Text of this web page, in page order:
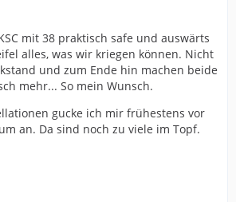
mit 38 praktisch safe und auswärts
alles, was wir kriegen können. Nicht
und zum Ende hin machen beide
mehr... So mein Wunsch.
gucke ich mir frühestens vor
an. Da sind noch zu viele im Topf.